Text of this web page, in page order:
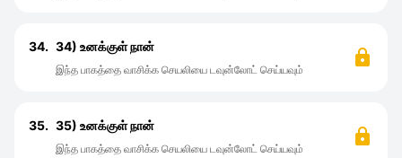
34. 34) உனக்குள் நான்
இந்த பாகத்தை வாசிக்க செயலியை டவுன்லோட் செய்யவும்
35. 35) உனக்குள் நான்
இந்த பாகத்தை வாசிக்க செயலியை டவுன்லோட் செய்யவும்